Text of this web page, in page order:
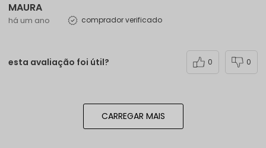
MAURA
há um ano comprador verificado
esta avaliação foi útil? 0 0
CARREGAR MAIS